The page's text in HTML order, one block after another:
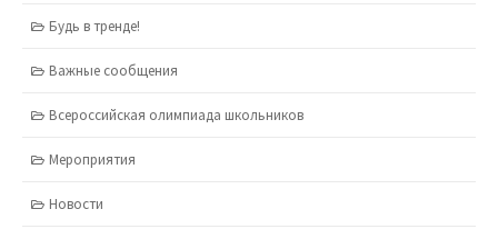
Будь в тренде!
Важные сообщения
Всероссийская олимпиада школьников
Мероприятия
Новости